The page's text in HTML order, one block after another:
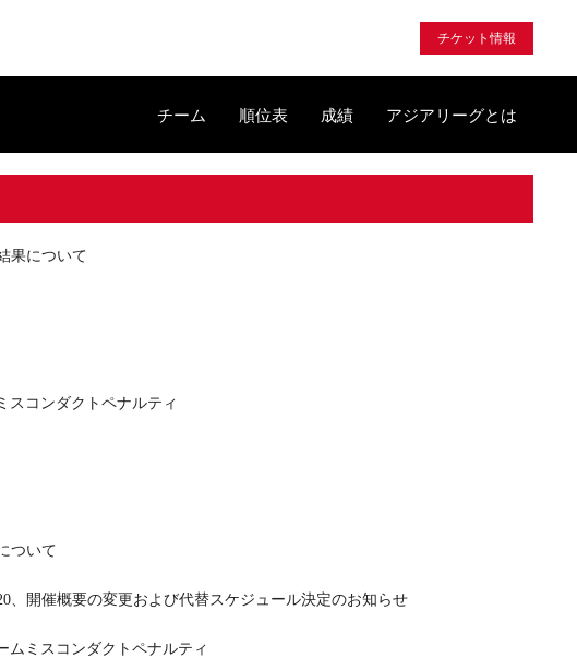
チケット情報
チーム 順位表 成績 アジアリーグとは
果について
スコンダクトペナルティ
ついて
、開催概要の変更および代替スケジュール決定のお知らせ
ムミスコンダクトペナルティ